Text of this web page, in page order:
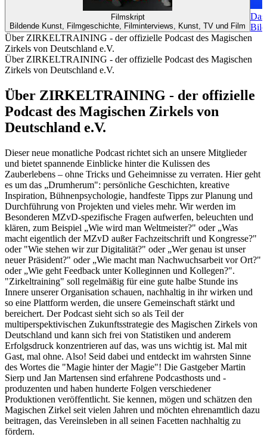
Filmskript
Bildende Kunst, Filmgeschichte, Filminterviews, Kunst, TV und Film
Über ZIRKELTRAINING - der offizielle Podcast des Magischen
Zirkels von Deutschland e.V.
Über ZIRKELTRAINING - der offizielle Podcast des Magischen
Zirkels von Deutschland e.V.
Über ZIRKELTRAINING - der offizielle
Podcast des Magischen Zirkels von
Deutschland e.V.
Dieser neue monatliche Podcast richtet sich an unsere Mitglieder
und bietet spannende Einblicke hinter die Kulissen des
Zauberlebens – ohne Tricks und Geheimnisse zu verraten. Hier geht
es um das „Drumherum": persönliche Geschichten, kreative
Inspiration, Bühnenpsychologie, handfeste Tipps zur Planung und
Durchführung von Projekten und vieles mehr. Wir werden im
Besonderen MZvD-spezifische Fragen aufwerfen, beleuchten und
klären, zum Beispiel „Wie wird man Weltmeister?" oder „Was
macht eigentlich der MZvD außer Fachzeitschrift und Kongresse?"
oder "Wie stehen wir zur Digitalität?" oder „Wer genau ist unser
neuer Präsident?" oder „Wie macht man Nachwuchsarbeit vor Ort?"
oder „Wie geht Feedback unter Kolleginnen und Kollegen?".
"Zirkeltraining" soll regelmäßig für eine gute halbe Stunde ins
Innere unserer Organisation schauen, nachhaltig in ihr wirken und
so eine Plattform werden, die unsere Gemeinschaft stärkt und
bereichert. Der Podcast sieht sich so als Teil der
multiperspektivischen Zukunftsstrategie des Magischen Zirkels von
Deutschland und kann sich frei von Statistiken und anderem
Erfolgsdruck konzentrieren auf das, was uns wichtig ist. Mal mit
Gast, mal ohne. Also! Seid dabei und entdeckt im wahrsten Sinne
des Wortes die "Magie hinter der Magie"! Die Gastgeber Martin
Sierp und Jan Martensen sind erfahrene Podcasthosts und -
produzenten und haben hunderte Folgen verschiedener
Produktionen veröffentlicht. Sie kennen, mögen und schätzen den
Magischen Zirkel seit vielen Jahren und möchten ehrenamtlich dazu
beitragen, das Vereinsleben in all seinen Facetten nachhaltig zu
fördern.